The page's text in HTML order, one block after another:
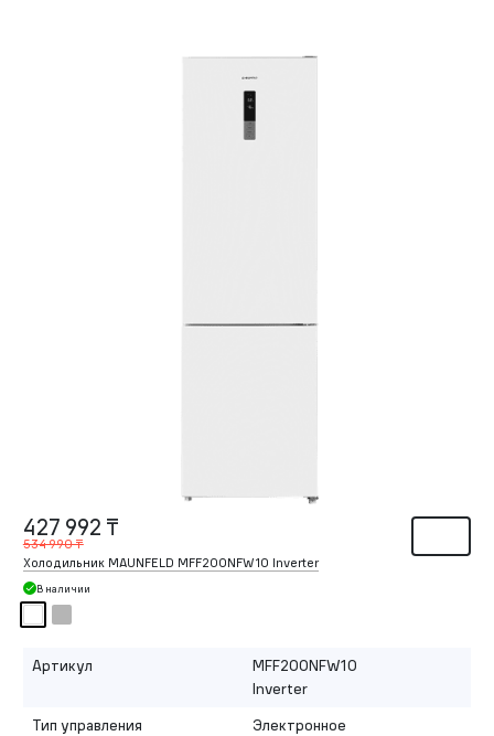
427 992 ₸
534 990 ₸
Холодильник MAUNFELD MFF200NFW10 Inverter
В наличии
Артикул
MFF200NFW10
Inverter
Тип управления
Электронное